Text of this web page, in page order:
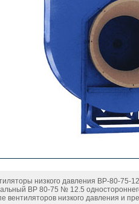
низкого давления ВР-80-75-
ВР 80-75 № 12.5
вентиляторов низкого давления и